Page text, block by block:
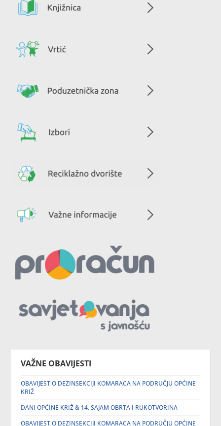
VAŽNE OBAVIJESTI
OBAVIJEST O DEZINSEKCIJI KOMARACA NA PODRUČJU OPĆINE
KRIŽ
DANI OPĆINE KRIŽ & 14. SAJAM OBRTA I RUKOTVORINA
OBAVIJEST O DEZINSEKCIJI KOMARACA NA PODRUČJU OPĆINE